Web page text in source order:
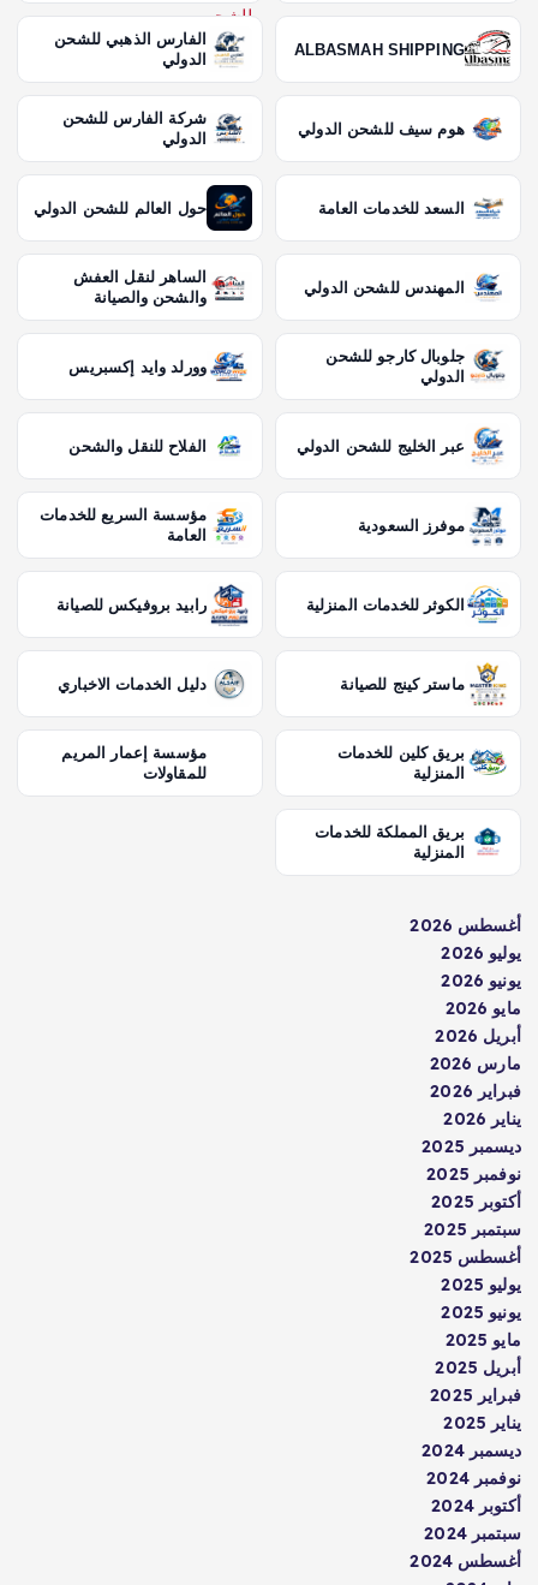
ALBASMAH SHIPPING
الفارس الذهبي للشحن
الدولي
هوم سيف للشحن الدولي
شركة الفارس للشحن
الدولي
السعد للخدمات العامة حول العالم للشحن الدولي
المهندس للشحن الدولي
الساهر لنقل العفش
والشحن والصيانة
جلوبال كارجو للشحن
الدولي
وورلد وايد إكسبريس
عبر الخليج للشحن الدولي الفلاح للنقل والشحن
موفرز السعودية
مؤسسة السريع للخدمات
العامة
الكوثر للخدمات المنزلية رابيد بروفيكس للصيانة
ماستر كينج للصيانة دليل الخدمات الاخباري
بريق كلين للخدمات
المنزلية
مؤسسة إعمار المريم
للمقاولات
بريق المملكة للخدمات
المنزلية
أغسطس 2026
يوليو 2026
يونيو 2026
مايو 2026
أبريل 2026
مارس 2026
فبراير 2026
يناير 2026
ديسمبر 2025
نوفمبر 2025
أكتوبر 2025
سبتمبر 2025
أغسطس 2025
يوليو 2025
يونيو 2025
مايو 2025
أبريل 2025
فبراير 2025
يناير 2025
ديسمبر 2024
نوفمبر 2024
أكتوبر 2024
سبتمبر 2024
أغسطس 2024